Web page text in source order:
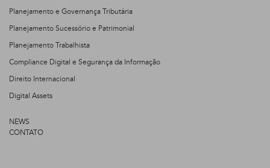
Planejamento e Governança Tributária
Planejamento Sucessório e Patrimonial
Planejamento Trabalhista
Compliance Digital e Segurança da Informação
Direito Internacional
Digital Assets
NEWS
CONTATO